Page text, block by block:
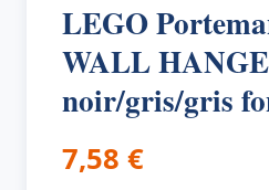
LEGO
WALL
noir/gris/gris
7,58 €